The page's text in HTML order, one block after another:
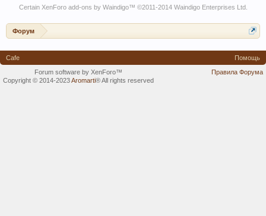
Certain XenForo add-ons by Waindigo™ ©2011-2014 Waindigo Enterprises Ltd.
Форум
Cafe
Помощь
Правила Форума
Forum software by XenForo™
Copyright © 2014-2023Aromarti®All rights reserved